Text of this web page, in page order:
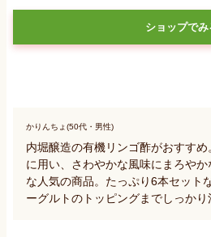
ショップでみ
かりんちょ(50代・男性)
内堀醸造の有機リンゴ酢がおすす
に用い、さわやかな風味にまろや
な人気の商品。たっぷり6本セット
ーグルトのトッピングまでしっかり